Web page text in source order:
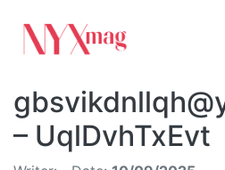
– UqlDvhTxEvt